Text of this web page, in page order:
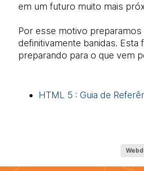
em um futuro muito mais
Por esse motivo preparamos
definitivamente banidas.
preparando para o que vem
HTML 5 : Guia de